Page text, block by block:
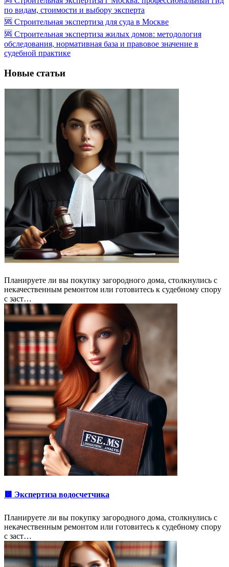
по видам, стоимости и выбору эксперта
🆘 Строительная экспертиза для суда в Москве
🆘 Строительная экспертиза жилых домов: методология
обследования, нормативная база и правовое значение в
судебной практике
Новые статьи
Планируете ли вы покупку загородного дома, столкнулись с
некачественным ремонтом или готовитесь к судебному спору
с заст…
🟥 Экспертиза водосчетчика
Планируете ли вы покупку загородного дома, столкнулись с
некачественным ремонтом или готовитесь к судебному спору
с заст…